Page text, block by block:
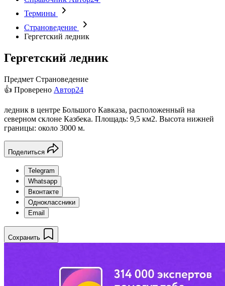
Термины
Страноведение
Гергетский ледник
Гергетский ледник
Предмет Страноведение
👍 Проверено Автор24
ледник в центре Большого Кавказа, расположенный на
северном склоне Казбека. Площадь: 9,5 км2. Высота нижней
границы: около 3000 м.
Поделиться
Telegram
Whatsapp
Вконтакте
Одноклассники
Email
Сохранить